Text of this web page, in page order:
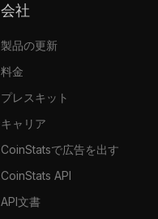
会社
製品の更新
料金
プレスキット
キャリア
CoinStatsで広告を出す
CoinStats API
API文書